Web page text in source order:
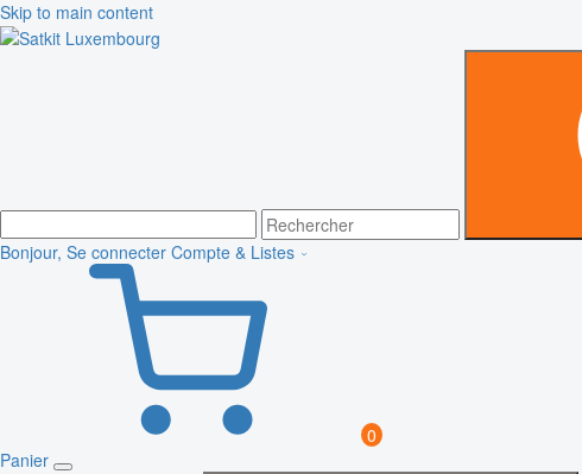
Skip to main content
Bonjour, Se connecter Compte & Listes
0
Panier